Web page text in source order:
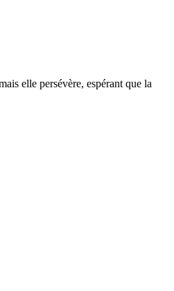
elle persévère, espérant que la